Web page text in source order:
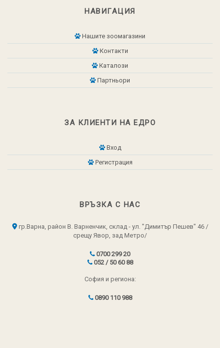
НАВИГАЦИЯ
Нашите зоомагазини
Контакти
Каталози
Партньори
ЗА КЛИЕНТИ НА ЕДРО
Вход
Регистрация
ВРЪЗКА С НАС
гр.Варна, район В. Варненчик, склад - ул. "Димитър Пешев" 46 /
срещу Явор, зад Метро/
0700 299 20
052 / 50 60 88
София и региона:
0890 110 988